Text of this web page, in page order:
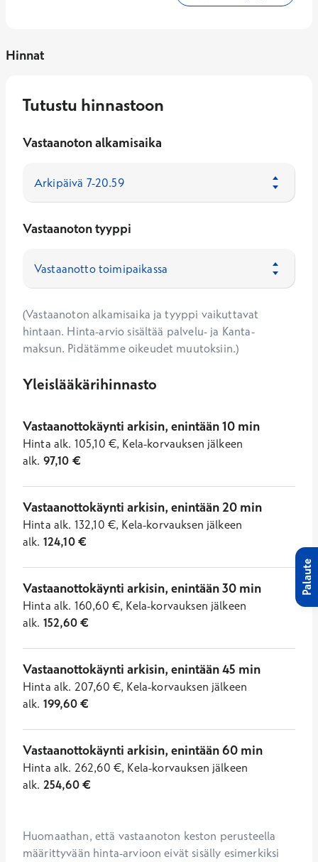
Hinnat
Tutustu hinnastoon
Vastaanoton alkamisaika
Vastaanoton tyyppi
(Vastaanoton alkamisaika ja tyyppi vaikuttavat
hintaan. Hinta-arvio sisältää palvelu- ja Kanta-
maksun. Pidätämme oikeudet muutoksiin.)
Yleislääkärihinnasto
Vastaanottokäynti arkisin, enintään 10 min
Hinta alk. 105,10 €, Kela-korvauksen jälkeen
alk. 97,10 €
Vastaanottokäynti arkisin, enintään 20 min
Hinta alk. 132,10 €, Kela-korvauksen jälkeen
alk. 124,10€
Vastaanottokäynti arkisin, enintään 30 min
Hinta alk. 160,60 €, Kela-korvauksen jälkeen
alk. 152,60€
Vastaanottokäynti arkisin, enintään 45 min
Hinta alk. 207,60 €, Kela-korvauksen jälkeen
alk. 199,60€
Vastaanottokäynti arkisin, enintään 60 min
Hinta alk. 262,60 €, Kela-korvauksen jälkeen
alk. 254,60€
Huomaathan, että vastaanoton keston perusteella
määrittyvään hinta-arvioon eivät sisälly esimerkiksi
Palaute